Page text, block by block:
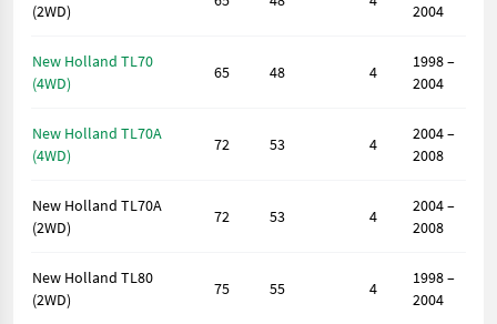
(2WD)
2004
New Holland TL70
(4WD)
65 48 4
1998 –
2004
New Holland TL70A
(4WD)
72 53 4
2004 –
2008
New Holland TL70A
(2WD)
72 53 4
2004 –
2008
New Holland TL80
(2WD)
75 55 4
1998 –
2004